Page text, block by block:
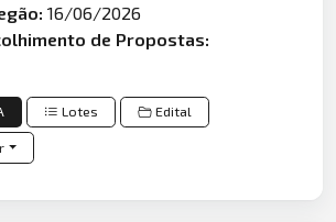
16/06/2026
de Propostas:
Lotes Edital